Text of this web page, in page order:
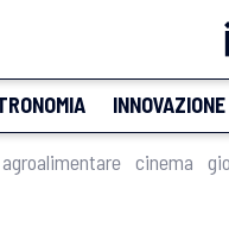
INNOVAZIONE
agroalimentare cinema